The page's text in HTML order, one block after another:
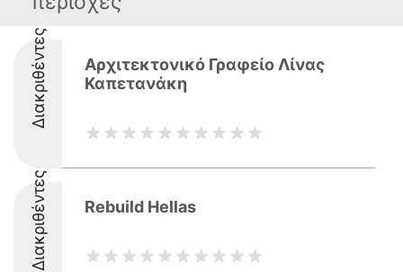
Διακριθέντες
Αρχιτεκτονικό Γραφείο Λίνας
Καπετανάκη
Διακριθέντες Rebuild Hellas